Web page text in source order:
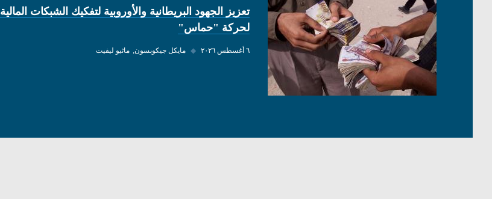
تعزيز الجهود البريطانية والأوروبية لتفكيك الشبكات المالية
لحركة "حماس"
٦ أغسطس ٢٠٢٦ ◆ مايكل جيكوبسون ماثيو ليفيت